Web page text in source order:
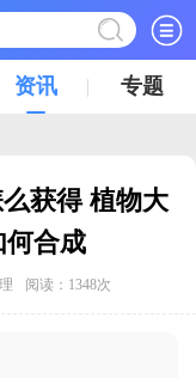
资讯 专题
获得 植物大
何合成
阅读： 1348次